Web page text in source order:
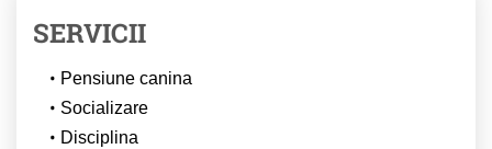
SERVICII
Pensiune canina
Socializare
Disciplina